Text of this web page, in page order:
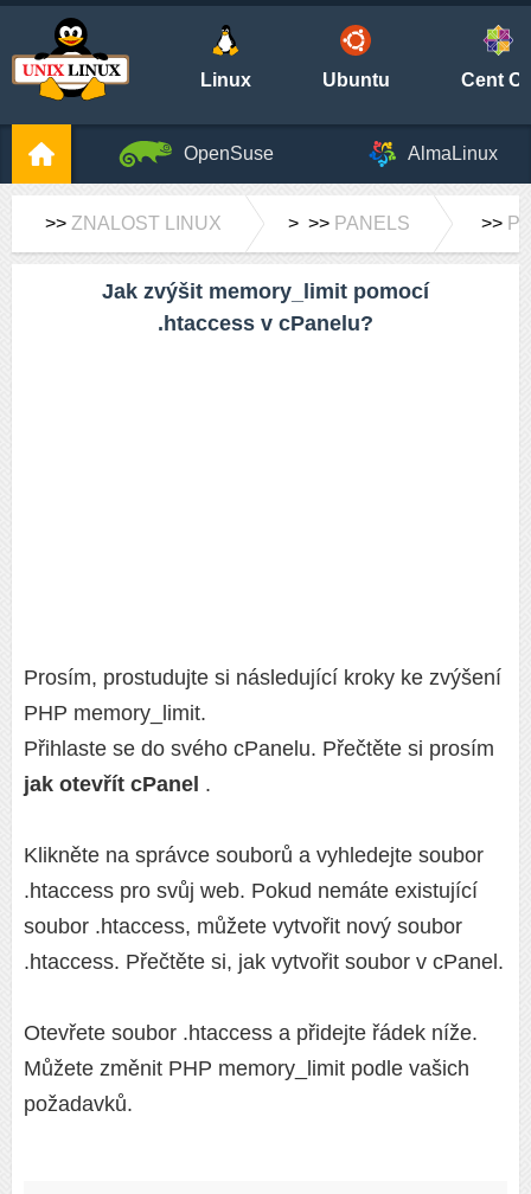
Linux Ubuntu Cent
OpenSuse AlmaLinux
>> ZNALOST LINUX > >> PANELS >>
Jak zvýšit memory_limit pomocí
.htaccess v cPanelu?
Prosím, prostudujte si následující kroky ke zvýšení
PHP memory_limit.
Přihlaste se do svého cPanelu. Přečtěte si prosím
jak otevřít cPanel .
Klikněte na správce souborů a vyhledejte soubor
.htaccess pro svůj web. Pokud nemáte existující
soubor .htaccess, můžete vytvořit nový soubor
.htaccess. Přečtěte si, jak vytvořit soubor v cPanel.
Otevřete soubor .htaccess a přidejte řádek níže.
Můžete změnit PHP memory_limit podle vašich
požadavků.